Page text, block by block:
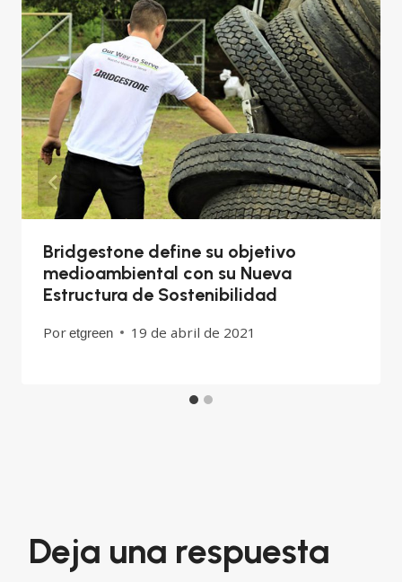
Bridgestone define su objetivo
medioambiental con su Nueva
Estructura de Sostenibilidad
Poretgreen 19 de abril de 2021
Deja una respuesta